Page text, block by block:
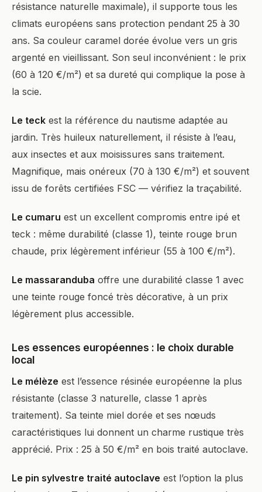
résistance naturelle maximale), il supporte tous les
climats européens sans protection pendant 25 à 30
ans. Sa couleur caramel dorée évolue vers un gris
argenté en vieillissant. Son seul inconvénient : le prix
(60 à 120 €/m²) et sa dureté qui complique la pose à
la scie.
Le teck est la référence du nautisme adaptée au
jardin. Très huileux naturellement, il résiste à l’eau,
aux insectes et aux moisissures sans traitement.
Magnifique, mais onéreux (70 à 130 €/m²) et souvent
issu de forêts certifiées FSC — vérifiez la traçabilité.
Le cumaru est un excellent compromis entre ipé et
teck : même durabilité (classe 1), teinte rouge brun
chaude, prix légèrement inférieur (55 à 100 €/m²).
Le massaranduba offre une durabilité classe 1 avec
une teinte rouge foncé très décorative, à un prix
légèrement plus accessible.
Les essences européennes : le choix durable
local
Le mélèze est l’essence résinée européenne la plus
résistante (classe 3 naturelle, classe 1 après
traitement). Sa teinte miel dorée et ses nœuds
caractéristiques lui donnent un charme rustique très
apprécié. Prix : 25 à 50 €/m² en bois traité autoclave.
Le pin sylvestre traité autoclave est l’option la plus